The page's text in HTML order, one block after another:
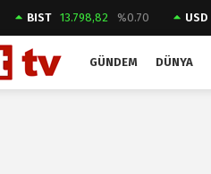
BIST 13.798,82 %0.70 USD
GÜNDEM DÜNYA